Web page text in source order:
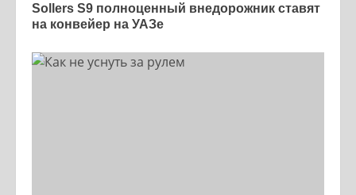
Sollers S9 полноценный внедорожник ставят
на конвейер на УАЗе